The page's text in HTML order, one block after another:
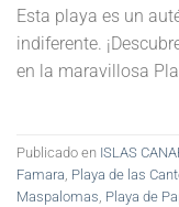
Esta playa es un
indiferente.
en la maravillosa
Publicado en ISLAS
Famara, Playa de las
Maspalomas, Playa de